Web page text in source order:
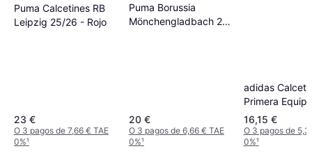
Puma Calcetines RB
Leipzig 25/26 - Rojo
23 €
O 3 pagos de 7,66 € TAE
0%¹
Puma Borussia
Mönchengladbach 25
20 €
O 3 pagos de 6,66 € TAE
0%¹
adidas
Primera
España Dark
16,15 €
O 3 pagos de
0%¹